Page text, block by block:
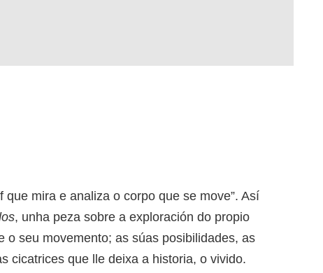
mira e analiza o corpo que se move”. Así
, unha peza sobre a exploración do propio
o seu movemento; as súas posibilidades, as
cicatrices que lle deixa a historia, o vivido.